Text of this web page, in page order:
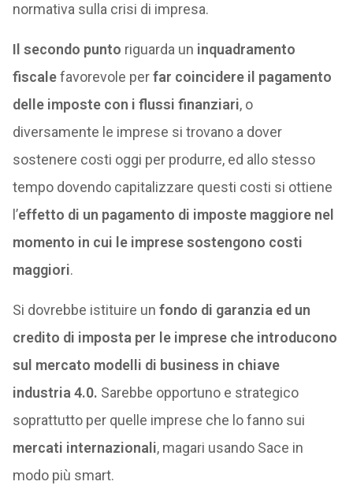
normativa sulla crisi di impresa.
Il secondo punto riguarda un inquadramento
fiscalefavorevole perfar coincidere il pagamento
delle imposte con i flussi finanziari, o
diversamente le imprese si trovano a dover
sostenere costi oggi per produrre, ed allo stesso
tempo dovendo capitalizzare questi costi si ottiene
l’effetto di un pagamento di imposte maggiore nel
momento in cui le imprese sostengono costi
maggiori.
Si dovrebbe istituire un fondo di garanzia ed un
credito di imposta per le imprese che introducono
sul mercato modelli di business in chiave
industria 4.0. Sarebbe opportuno e strategico
soprattutto per quelle imprese che lo fanno sui
mercati internazionali, magari usando Sace in
modo più smart.